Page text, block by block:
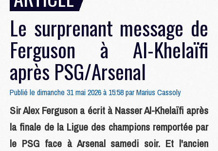
Le surprenant message de
Ferguson à Al-Khelaïfi
après PSG/Arsenal
Publié le dimanche 31 mai 2026 à 15:58 parMarius Cassoly
Sir Alex Ferguson a écrit à Nasser Al-Khelaïfi après
la finale de la Ligue des champions remportée par
le PSG face à Arsenal samedi soir. Et l'ancien